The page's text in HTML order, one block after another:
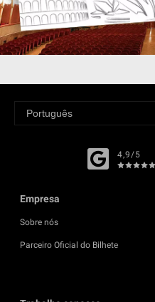
4,9/5
Empresa
Sobre nós
Parceiro Oficial do Bilhete